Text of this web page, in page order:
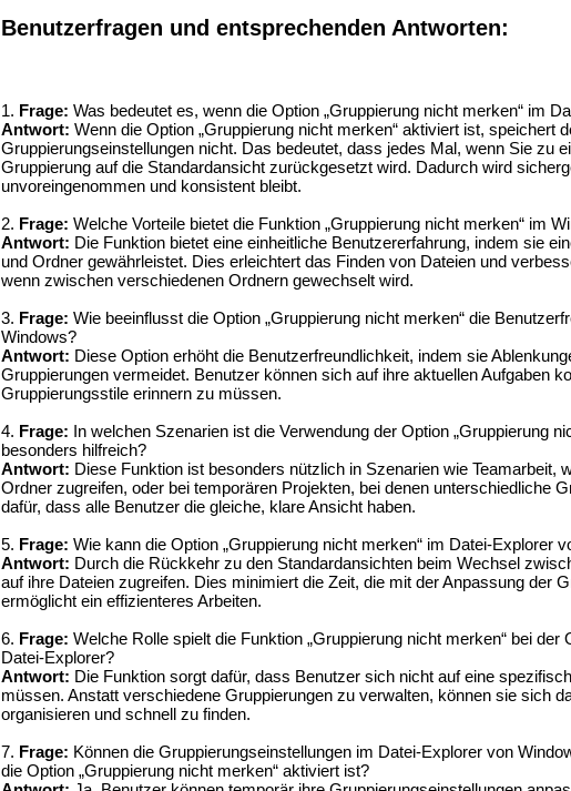
Benutzerfragen und entsprechenden Antworten:
1. Frage: Was bedeutet es, wenn die Option „Gruppierung nicht merken“ im
Antwort: Wenn die Option „Gruppierung nicht merken“ aktiviert ist, speichert
Gruppierungseinstellungen nicht. Das bedeutet, dass jedes Mal, wenn Sie zu
Gruppierung auf die Standardansicht zurückgesetzt wird. Dadurch wird
unvoreingenommen und konsistent bleibt.
2. Frage: Welche Vorteile bietet die Funktion „Gruppierung nicht merken“ im
Antwort: Die Funktion bietet eine einheitliche Benutzererfahrung, indem sie
und Ordner gewährleistet. Dies erleichtert das Finden von Dateien und
wenn zwischen verschiedenen Ordnern gewechselt wird.
3. Frage: Wie beeinflusst die Option „Gruppierung nicht merken“ die
Windows?
Antwort: Diese Option erhöht die Benutzerfreundlichkeit, indem sie
Gruppierungen vermeidet. Benutzer können sich auf ihre aktuellen Aufgaben
Gruppierungsstile erinnern zu müssen.
4. Frage: In welchen Szenarien ist die Verwendung der Option „Gruppierung
besonders hilfreich?
Antwort: Diese Funktion ist besonders nützlich in Szenarien wie Teamarbeit,
Ordner zugreifen, oder bei temporären Projekten, bei denen unterschiedliche
dafür, dass alle Benutzer die gleiche, klare Ansicht haben.
5. Frage: Wie kann die Option „Gruppierung nicht merken“ im Datei-Explorer
Antwort: Durch die Rückkehr zu den Standardansichten beim Wechsel
auf ihre Dateien zugreifen. Dies minimiert die Zeit, die mit der Anpassung der
ermöglicht ein effizienteres Arbeiten.
6. Frage: Welche Rolle spielt die Funktion „Gruppierung nicht merken“ bei
Datei-Explorer?
Antwort: Die Funktion sorgt dafür, dass Benutzer sich nicht auf eine
müssen. Anstatt verschiedene Gruppierungen zu verwalten, können sie sich
organisieren und schnell zu finden.
7. Frage: Können die Gruppierungseinstellungen im Datei-Explorer von
die Option „Gruppierung nicht merken“ aktiviert ist?